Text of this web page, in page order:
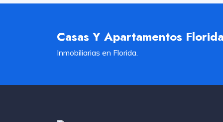
Casas Y Apartamentos Florida
Inmobiliarias en Florida.